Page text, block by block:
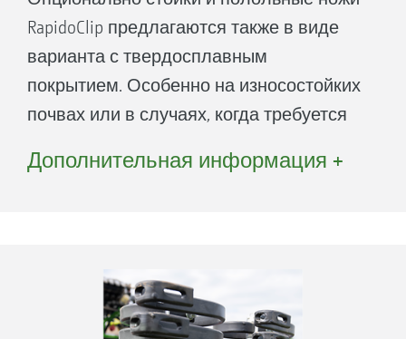
Запатентованная система быстрой
замены полольных ножей без
инструментов RapidoClip позволяет
очень быстро заменить изношенные
ножи, будь то на поле или в хозяйстве.
RapidoClip предлагаются также в виде
варианта с твердосплавным
покрытием. Особенно на износостойких
почвах или в случаях, когда требуется
без простоев, рекомендуется этот
Дополнительная информация +